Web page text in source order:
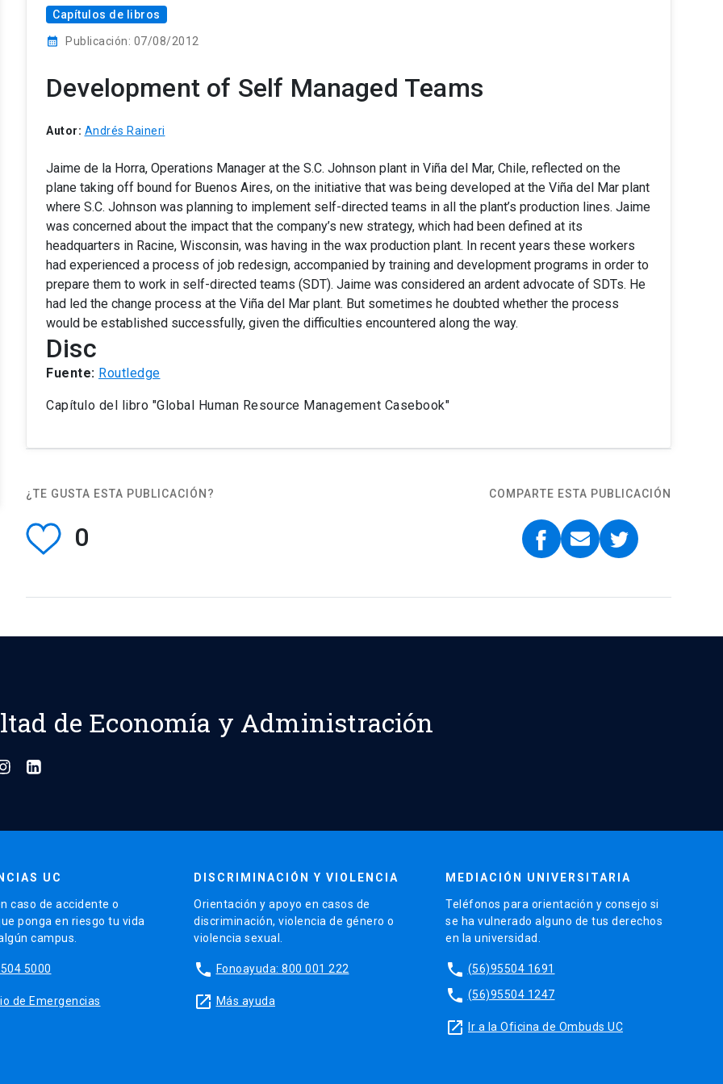
Capítulos de libros
calendar_month Publicación: 07/08/2012
Development of Self Managed Teams
Autor: Andrés Raineri
Jaime de la Horra, Operations Manager at the S.C. Johnson plant in Viña del Mar, Chile, reflected on the
plane taking off bound for Buenos Aires, on the initiative that was being developed at the Viña del Mar plant
where S.C. Johnson was planning to implement self-directed teams in all the plant’s production lines. Jaime
was concerned about the impact that the company’s new strategy, which had been defined at its
headquarters in Racine, Wisconsin, was having in the wax production plant. In recent years these workers
had experienced a process of job redesign, accompanied by training and development programs in order to
prepare them to work in self-directed teams (SDT). Jaime was considered an ardent advocate of SDTs. He
had led the change process at the Viña del Mar plant. But sometimes he doubted whether the process
would be established successfully, given the difficulties encountered along the way.
Disc
Fuente: Routledge
Capítulo del libro "Global Human Resource Management Casebook"
¿TE GUSTA ESTA PUBLICACIÓN?
0
COMPARTE ESTA PUBLICACIÓN
de Economía y Administración
UC
caso de accidente o
ponga en riesgo tu vida
campus.
5000
de Emergencias
DISCRIMINACIÓN Y VIOLENCIA
Orientación y apoyo en casos de
discriminación, violencia de género o
violencia sexual.
phone Fonoayuda: 800 001 222
launch Más ayuda
MEDIACIÓN UNIVERSITARIA
Teléfonos para orientación y consejo si
se ha vulnerado alguno de tus derechos
en la universidad.
phone (56)95504 1691
phone (56)95504 1247
launch Ir a la Oficina de Ombuds UC